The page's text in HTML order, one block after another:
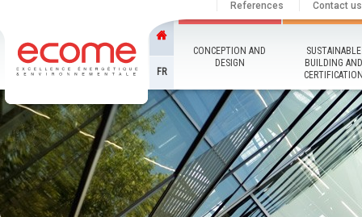
References Contact us
FR
CONCEPTION AND
DESIGN
SUSTAINABLE
BUILDING